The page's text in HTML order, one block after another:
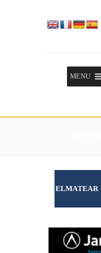
MENU
ELMATEAR